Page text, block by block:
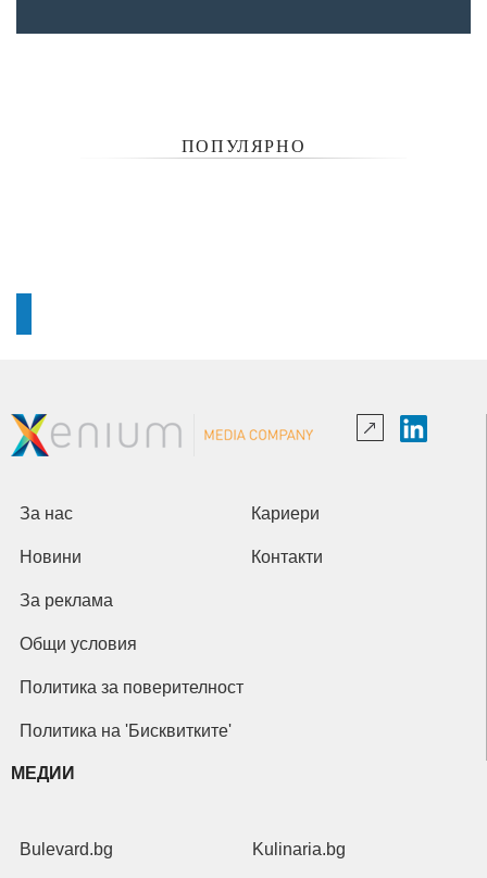
ПОПУЛЯРНО
За нас Кариери
Новини Контакти
За реклама
Общи условия
Политика за поверителност
Политика на 'Бисквитките'
МЕДИИ
Bulevard.bg Kulinaria.bg